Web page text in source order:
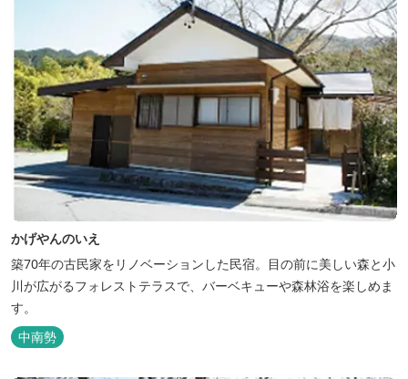
かげやんのいえ
築70年の古民家をリノベーションした民宿。目の前に美しい森と小
川が広がるフォレストテラスで、バーベキューや森林浴を楽しめま
す。
中南勢